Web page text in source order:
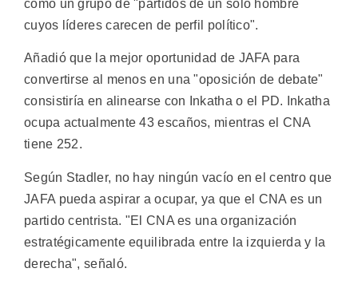
como un grupo de "partidos de un solo hombre
cuyos líderes carecen de perfil político".
Añadió que la mejor oportunidad de JAFA para
convertirse al menos en una "oposición de debate"
consistiría en alinearse con Inkatha o el PD. Inkatha
ocupa actualmente 43 escaños, mientras el CNA
tiene 252.
Según Stadler, no hay ningún vacío en el centro que
JAFA pueda aspirar a ocupar, ya que el CNA es un
partido centrista. "El CNA es una organización
estratégicamente equilibrada entre la izquierda y la
derecha", señaló.